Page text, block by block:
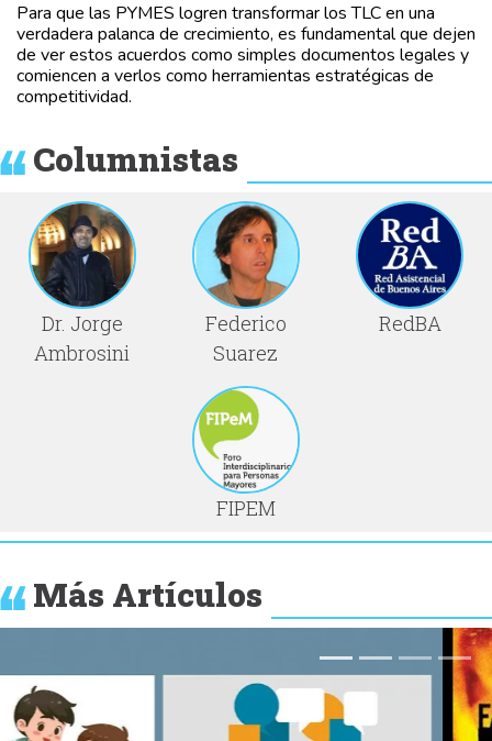
Para que las PYMES logren transformar los TLC en una
verdadera palanca de crecimiento, es fundamental que dejen
de ver estos acuerdos como simples documentos legales y
comiencen a verlos como herramientas estratégicas de
competitividad.
Columnistas
Dr. Jorge
Ambrosini
Federico
Suarez
RedBA
FIPEM
Más Artículos